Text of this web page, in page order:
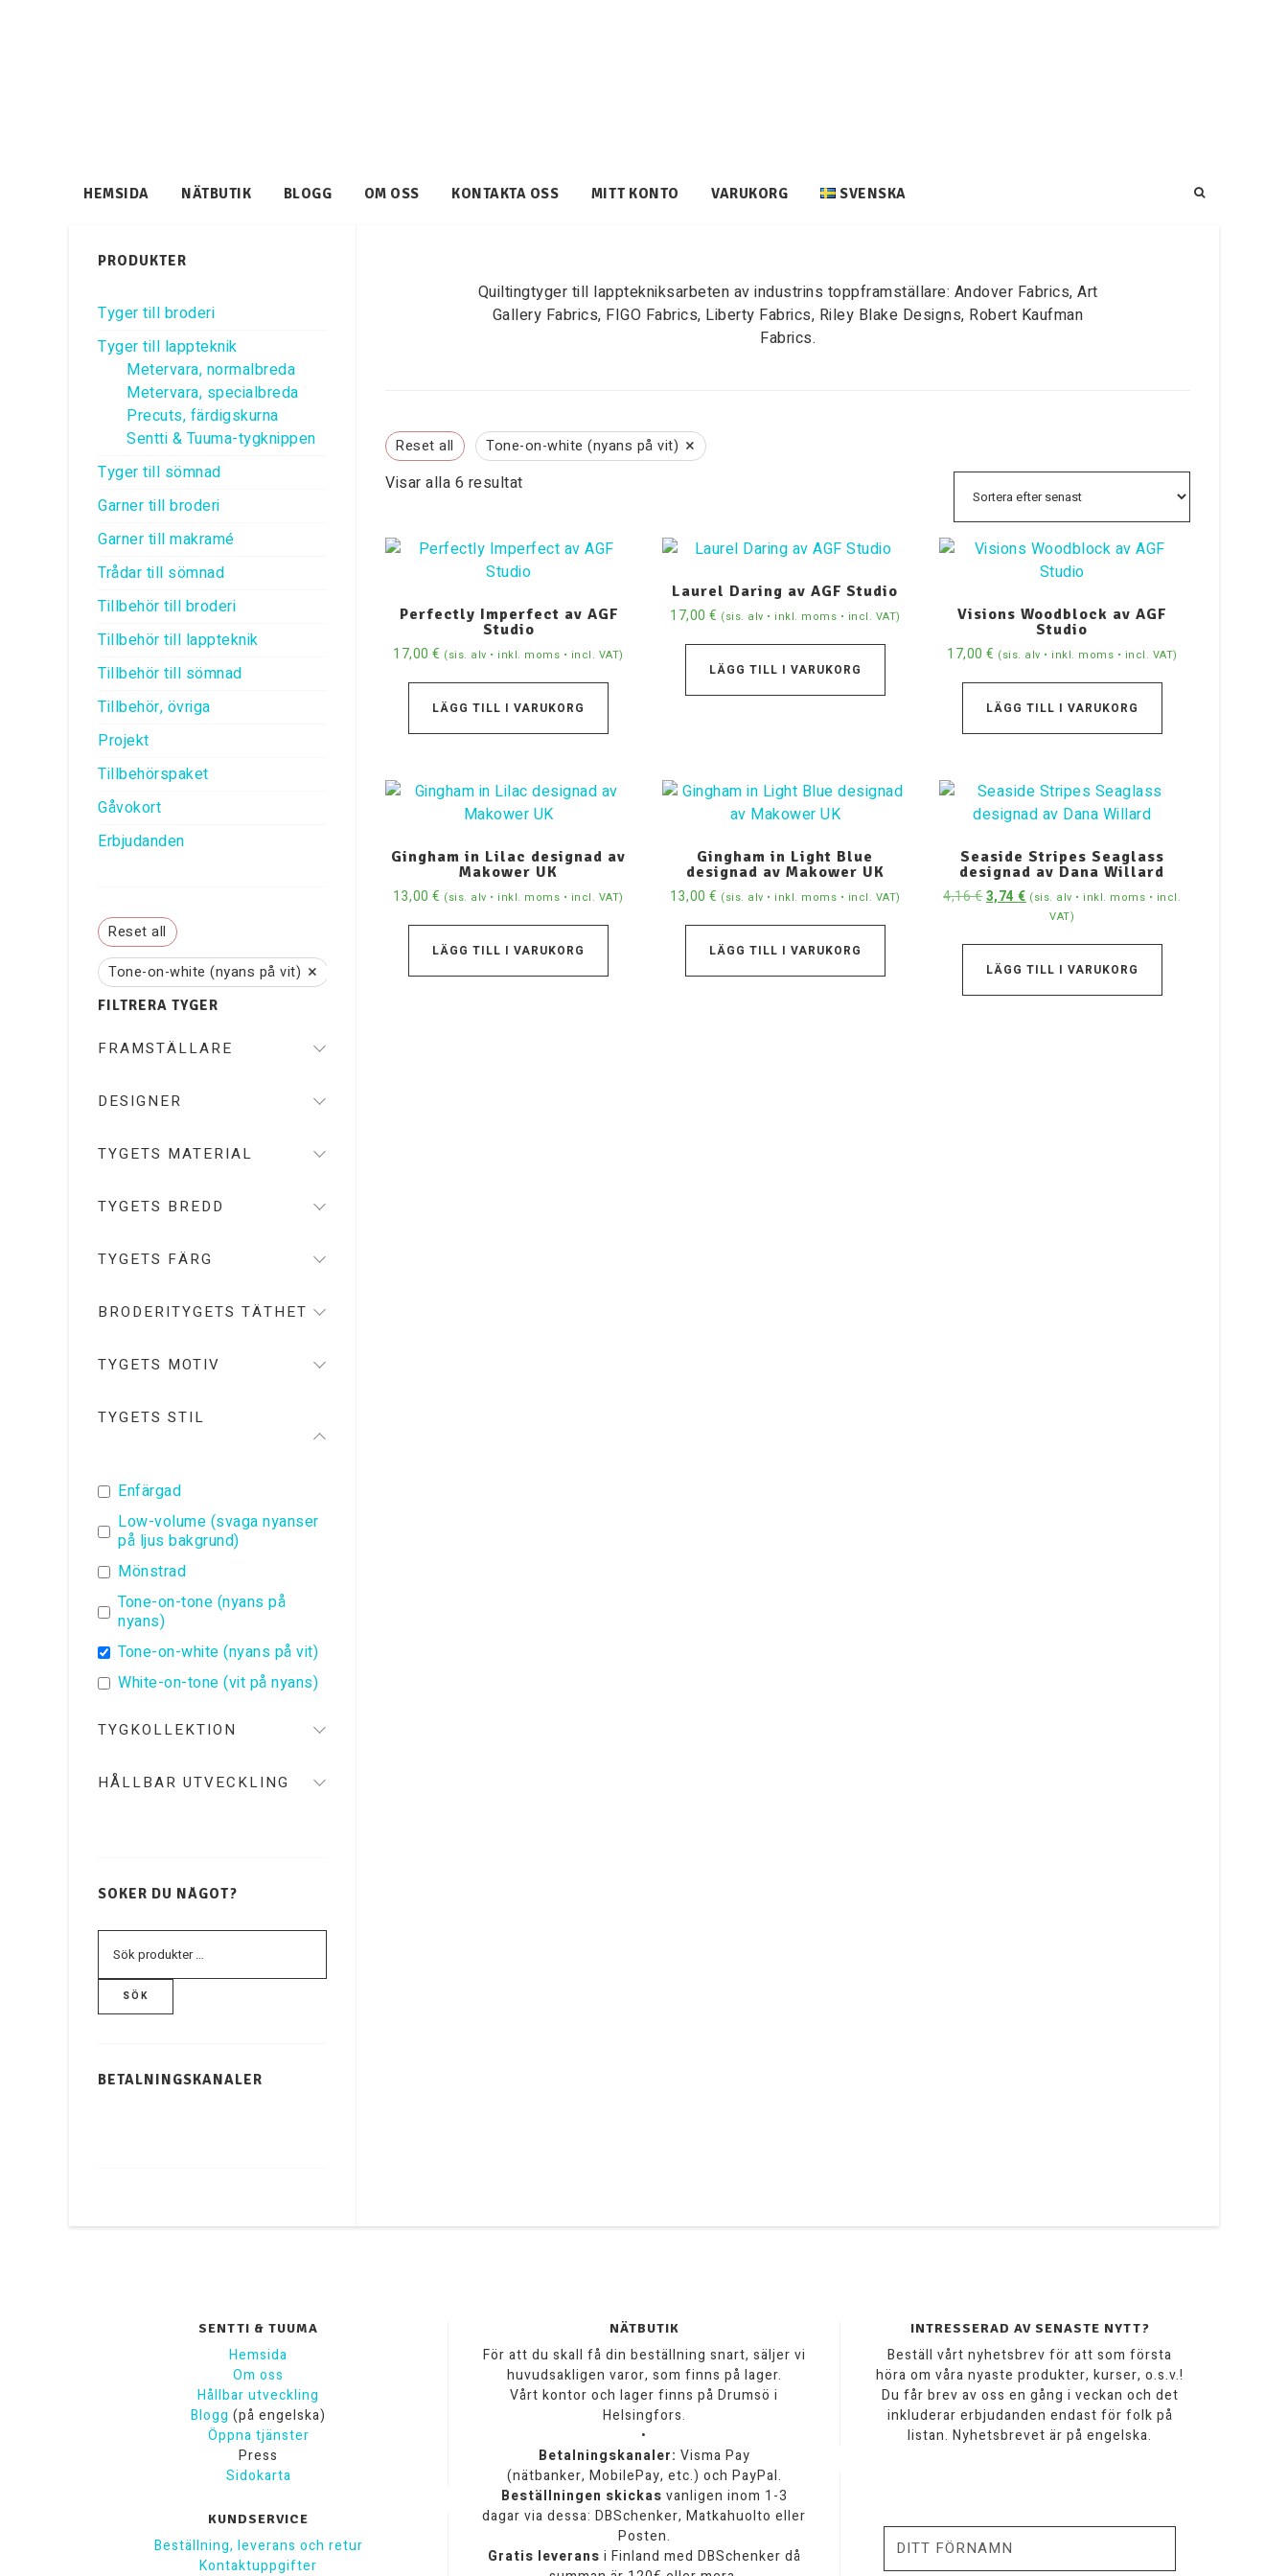
HEMSIDA NÄTBUTIK BLOGG OM OSS KONTAKTA OSS MITT KONTO VARUKORG SVENSKA
Quiltingtyger till lapptekniksarbeten av industrins toppframställare: Andover Fabrics, Art
Gallery Fabrics, FIGO Fabrics, Liberty Fabrics, Riley Blake Designs, Robert Kaufman
Fabrics.
Reset all Tone-on-white (nyans på vit) ×
Visar alla 6 resultat
Perfectly Imperfect av AGF
Studio
17,00€ (sis. alv • inkl. moms • incl. VAT)
LÄGG TILL I VARUKORG
Laurel Daring av AGF Studio
17,00€ (sis. alv • inkl. moms • incl. VAT)
LÄGG TILL I VARUKORG
Visions Woodblock av AGF
Studio
17,00€ (sis. alv • inkl. moms • incl. VAT)
LÄGG TILL I VARUKORG
Gingham in Lilac designad av
Makower UK
13,00€ (sis. alv • inkl. moms • incl. VAT)
LÄGG TILL I VARUKORG
Gingham in Light Blue
designad av Makower UK
13,00€ (sis. alv • inkl. moms • incl. VAT)
LÄGG TILL I VARUKORG
Seaside Stripes Seaglass
designad av Dana Willard
4,16€3,74 € (sis. alv • inkl. moms • incl.
VAT)
LÄGG TILL I VARUKORG
PRODUKTER
Tyger till broderi
Tyger till lappteknik
Metervara, normalbreda
Metervara, specialbreda
Precuts, färdigskurna
Sentti & Tuuma-tygknippen
Tyger till sömnad
Garner till broderi
Garner till makramé
Trådar till sömnad
Tillbehör till broderi
Tillbehör till lappteknik
Tillbehör till sömnad
Tillbehör, övriga
Projekt
Tillbehörspaket
Gåvokort
Erbjudanden
Reset all
Tone-on-white (nyans på vit) ×
FILTRERA TYGER
FRAMSTÄLLARE
DESIGNER
TYGETS MATERIAL
TYGETS BREDD
TYGETS FÄRG
BRODERITYGETS TÄTHET
TYGETS MOTIV
TYGETS STIL
Enfärgad
Low-volume (svaga nyanser
på ljus bakgrund)
Mönstrad
Tone-on-tone (nyans på
nyans)
Tone-on-white (nyans på vit)
White-on-tone (vit på nyans)
TYGKOLLEKTION
HÅLLBAR UTVECKLING
SÖKER DU NÅGOT?
SÖK
BETALNINGSKANALER
SENTTI & TUUMA
Hemsida
Om oss
Hållbar utveckling
Blogg (på engelska)
Öppna tjänster
Press
Sidokarta
KUNDSERVICE
Beställning, leverans och retur
Kontaktuppgifter
NÄTBUTIK
För att du skall få din beställning snart, säljer vi
huvudsakligen varor, som finns på lager.
Vårt kontor och lager finns på Drumsö i
Helsingfors.
•
Betalningskanaler: Visma Pay
(nätbanker, MobilePay, etc.) och PayPal.
Beställningen skickas vanligen inom 1-3
dagar via dessa: DBSchenker, Matkahuolto eller
Posten.
Gratis leverans i Finland med DBSchenker då
INTRESSERAD AV SENASTE NYTT?
Beställ vårt nyhetsbrev för att som första
höra om våra nyaste produkter, kurser, o.s.v.!
Du får brev av oss en gång i veckan och det
inkluderar erbjudanden endast för folk på
listan. Nyhetsbrevet är på engelska.